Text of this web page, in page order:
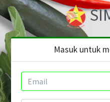
Masuk untuk